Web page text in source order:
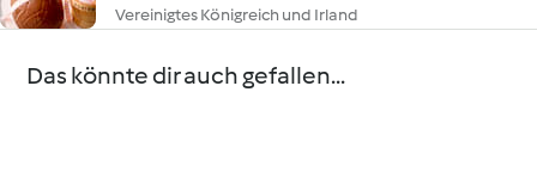
Vereinigtes Königreich und Irland
Das könnte dir auch gefallen...